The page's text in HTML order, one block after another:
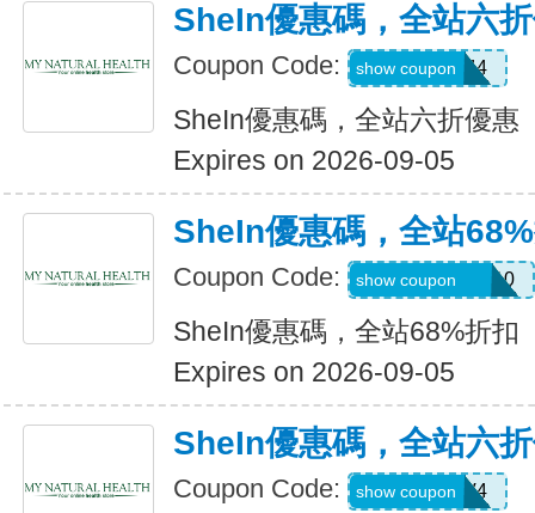
SheIn優惠碼，全站六
Coupon Code: V3A44
show coupon
SheIn優惠碼，全站六折優惠
Expires on 2026-09-05
SheIn優惠碼，全站
Coupon Code: uguszx26042210
show coupon
SheIn優惠碼，全站68%折扣
Expires on 2026-09-05
SheIn優惠碼，全站六
Coupon Code: LS8V4
show coupon